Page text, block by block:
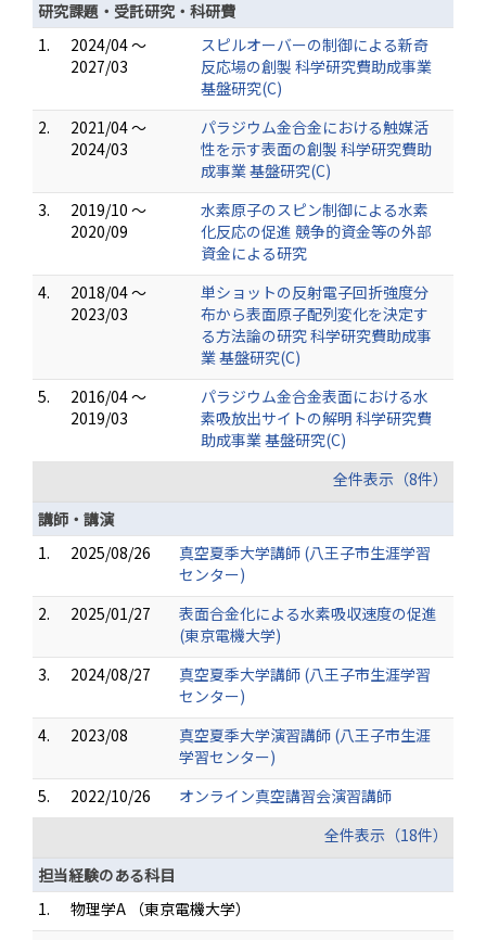
研究課題・受託研究・科研費
1.
2024/04 ～
2027/03
スピルオーバーの制御による新奇
反応場の創製 科学研究費助成事業
基盤研究(C)
2.
2021/04 ～
2024/03
パラジウム金合金における触媒活
性を示す表面の創製 科学研究費助
成事業 基盤研究(C)
3.
2019/10 ～
2020/09
水素原子のスピン制御による水素
化反応の促進 競争的資金等の外部
資金による研究
4.
2018/04 ～
2023/03
単ショットの反射電子回折強度分
布から表面原子配列変化を決定す
る方法論の研究 科学研究費助成事
業 基盤研究(C)
5.
2016/04 ～
2019/03
パラジウム金合金表面における水
素吸放出サイトの解明 科学研究費
助成事業 基盤研究(C)
全件表示（8件）
講師・講演
1.
2025/08/26
真空夏季大学講師 (八王子市生涯学習
センター)
2.
2025/01/27
表面合金化による水素吸収速度の促進
(東京電機大学)
3.
2024/08/27
真空夏季大学講師 (八王子市生涯学習
センター)
4.
2023/08
真空夏季大学演習講師 (八王子市生涯
学習センター)
5.
2022/10/26
オンライン真空講習会演習講師
全件表示（18件）
担当経験のある科目
1.
物理学A （東京電機大学）